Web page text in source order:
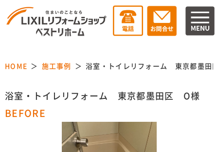
HOME 施工事例 浴室・トイレリフォーム 東京都墨田
浴室・トイレリフォーム 東京都墨田区 O様
BEFORE